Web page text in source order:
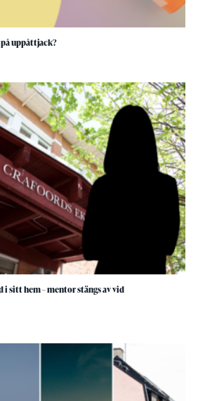
på uppåttjack?
sitt hem – mentor stängs av vid